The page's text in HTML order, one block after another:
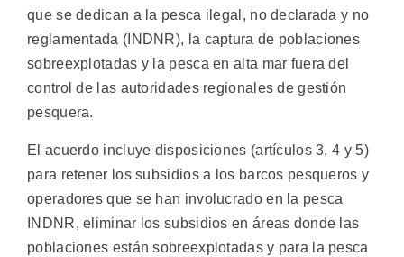
que se dedican a la pesca ilegal, no declarada y no
reglamentada (INDNR), la captura de poblaciones
sobreexplotadas y la pesca en alta mar fuera del
control de las autoridades regionales de gestión
pesquera.
El acuerdo incluye disposiciones (artículos 3, 4 y 5)
para retener los subsidios a los barcos pesqueros y
operadores que se han involucrado en la pesca
INDNR, eliminar los subsidios en áreas donde las
poblaciones están sobreexplotadas y para la pesca